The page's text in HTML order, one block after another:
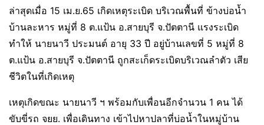
ล่าสุดเมื่อ 15 เม.ย.65 เกิดเหตุระเบิด บริเวณพื้นที่ ข้างบ่อน้ำ
บ้านละหาร หมู่ที่ 8 ต.แป้น อ.สายบุรี จ.ปัตตานี แรงระเบิด
ทำให้ นายนาวี ประมนต์ อายุ 33 ปี อยู่บ้านเลขที่ 5 หมู่ที่ 8
ต.แป้น อ.สายบุรี จ.ปัตตานี ถูกสะเก็ดระเบิดบริเวณลำตัว เสีย
ชีวิตในที่เกิดเหตุ
เหตุเกิดขณะ นายนาวี ฯ พร้อมกับเพื่อนอีกจำนวน 1 คน ได้
ขับขี่รถ จยย. เพื่อเดินทาง เข้าไปหาปลาที่บ่อน้ำในหมู่บ้าน